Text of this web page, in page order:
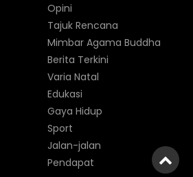
Opini
Tajuk Rencana
Mimbar Agama Buddha
Berita Terkini
Varia Natal
Edukasi
Gaya Hidup
Sport
Jalan-jalan
Pendapat